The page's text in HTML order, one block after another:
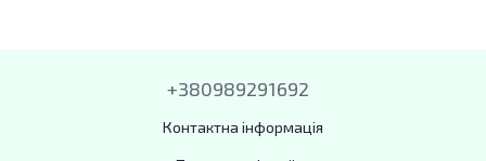
+380989291692
Контактна інформація